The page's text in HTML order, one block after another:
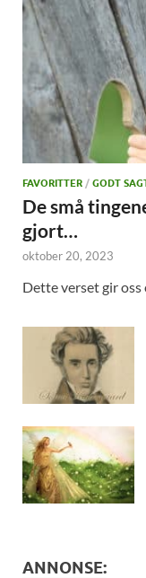
FAVORITTER / GODT
De små
gjort…
oktober 20, 2023
Dette verset gir oss
ANNONSE: